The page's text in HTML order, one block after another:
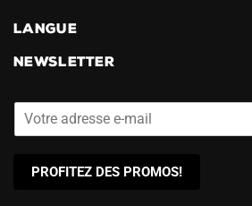
LANGUE
NEWSLETTER
PROFITEZ DES PROMOS!